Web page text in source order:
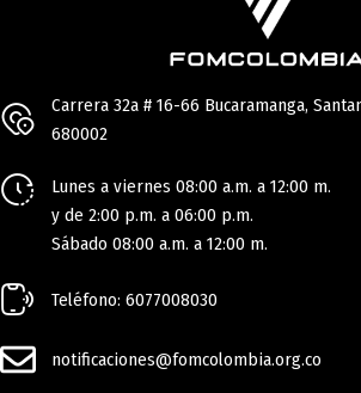
Carrera 32a # 16-66 Bucaramanga,
680002
Lunes a viernes 08:00 a.m. a 12:00 m.
y de 2:00 p.m. a 06:00 p.m.
Sábado 08:00 a.m. a 12:00 m.
Teléfono: 6077008030
notificaciones@fomcolombia.org.co